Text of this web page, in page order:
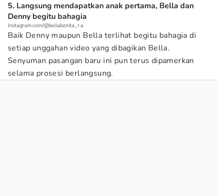
5. Langsung mendapatkan anak pertama, Bella dan
Denny begitu bahagia
Instagram.com/@bellabonita_r.a
Baik Denny maupun Bella terlihat begitu bahagia di
setiap unggahan video yang dibagikan Bella.
Senyuman pasangan baru ini pun terus dipamerkan
selama prosesi berlangsung.